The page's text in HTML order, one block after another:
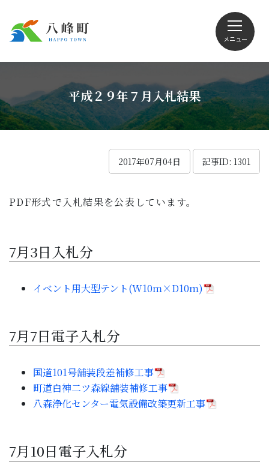
メニュー
Foreign language
くらしの情報
行政情報
平成２９年７月入札結果
2017年07月04日 記事ID: 1301
PDF形式で入札結果を公表しています。
7月3日入札分
イベント用大型テント(W10ｍ×D10ｍ)
7月7日電子入札分
国道101号舗装段差補修工事
町道白神二ツ森線舗装補修工事
八森浄化センター電気設備改築更新工事
7月10日電子入札分